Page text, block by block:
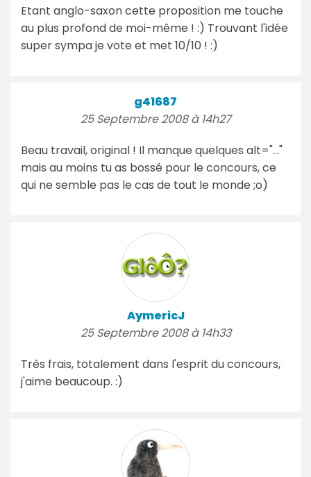
Etant anglo-saxon cette proposition me touche
au plus profond de moi-même ! :) Trouvant l'idée
super sympa je vote et met 10/10 ! :)
g41687
25 Septembre 2008 à 14h27
Beau travail, original ! Il manque quelques alt="..."
mais au moins tu as bossé pour le concours, ce
qui ne semble pas le cas de tout le monde ;o)
AymericJ
25 Septembre 2008 à 14h33
Très frais, totalement dans l'esprit du concours,
j'aime beaucoup. :)